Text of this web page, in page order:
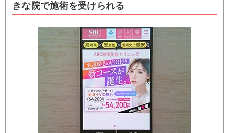
きな院で施術を受けられる